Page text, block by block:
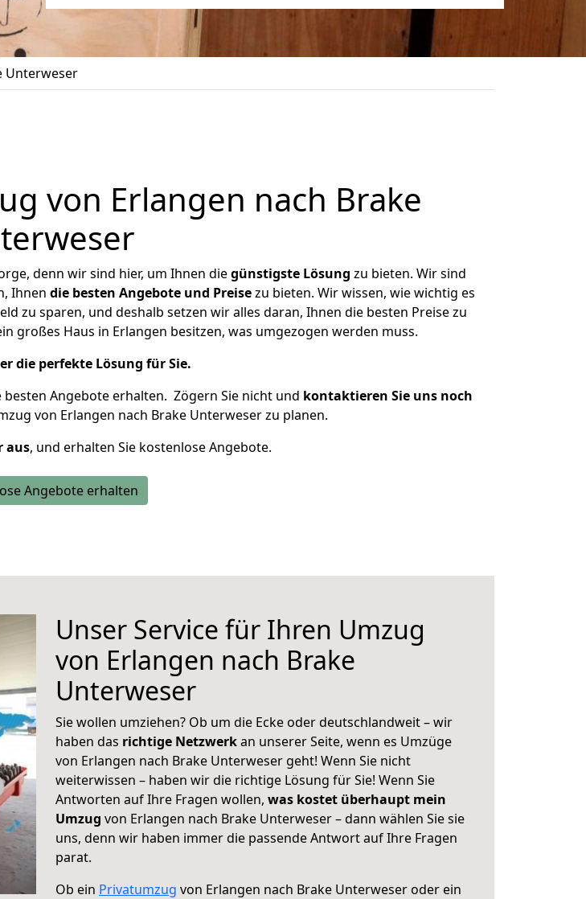
Unterweser
von Erlangen nach Brake
denn wir sind hier, um Ihnen diegünstigste Lösung zu bieten. Wir sind
Ihnen die besten Angebote und Preisezu bieten. Wir wissen, wie wichtig es
zu sparen, und deshalb setzen wir alles daran, Ihnen die besten Preise zu
großes Haus in Erlangen besitzen, was umgezogen werden muss.
die perfekte Lösung für Sie.
besten Angebote erhalten. Zögern Sie nicht und kontaktieren Sie uns noch
von Erlangen nach Brake Unterweser zu planen.
aus, und erhalten Sie kostenlose Angebote.
Angebote erhalten
Unser Service für Ihren Umzug
von Erlangen nach Brake
Unterweser
Sie wollen umziehen? Ob um die Ecke oder deutschlandweit – wir
haben das richtige Netzwerkan unserer Seite, wenn es Umzüge
von Erlangen nach Brake Unterweser geht! Wenn Sie nicht
weiterwissen – haben wir die richtige Lösung für Sie! Wenn Sie
Antworten auf Ihre Fragen wollen, was kostet überhaupt mein
Umzug von Erlangen nach Brake Unterweser – dann wählen Sie sie
uns, denn wir haben immer die passende Antwort auf Ihre Fragen
parat.
Ob ein Privatumzug von Erlangen nach Brake Unterweser oder ein